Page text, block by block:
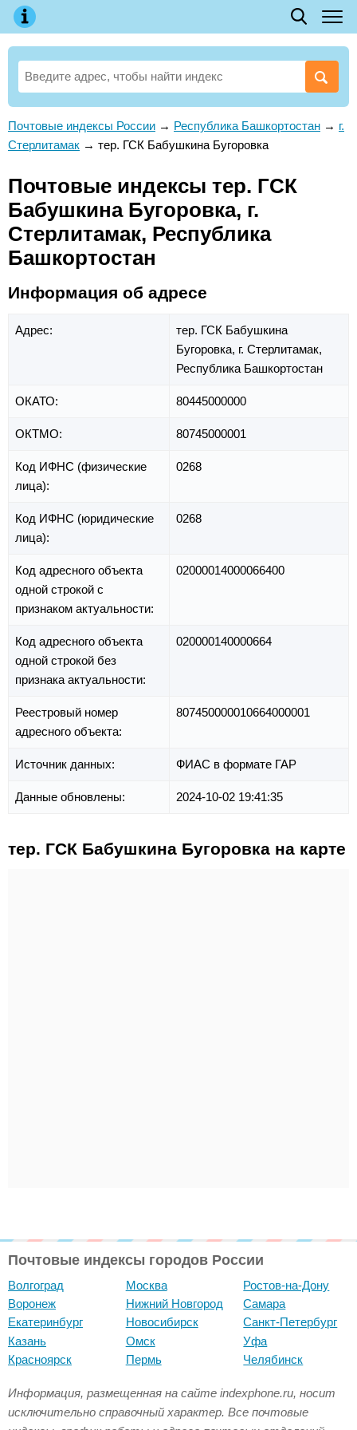
Почтовые индексы России → Республика Башкортостан → г.
Стерлитамак → тер. ГСК Бабушкина Бугоровка
Почтовые индексы тер. ГСК
Бабушкина Бугоровка, г.
Стерлитамак, Республика
Башкортостан
Информация об адресе
Адрес:
тер. ГСК Бабушкина
Бугоровка, г. Стерлитамак,
Республика Башкортостан
ОКАТО: 80445000000
ОКТМО: 80745000001
Код ИФНС (физические
лица):
0268
Код ИФНС (юридические
лица):
0268
Код адресного объекта
одной строкой с
признаком актуальности:
02000014000066400
Код адресного объекта
одной строкой без
признака актуальности:
020000140000664
Реестровый номер
адресного объекта:
807450000010664000001
Источник данных: ФИАС в формате ГАР
Данные обновлены: 2024-10-02 19:41:35
тер. ГСК Бабушкина Бугоровка на карте
Почтовые индексы городов России
Волгоград
Воронеж
Екатеринбург
Казань
Красноярск
Москва
Нижний Новгород
Новосибирск
Омск
Пермь
Ростов-на-Дону
Самара
Санкт-Петербург
Уфа
Челябинск
Информация, размещенная на сайте indexphone.ru, носит
исключительно справочный характер. Все почтовые